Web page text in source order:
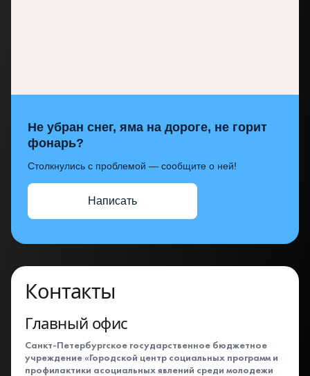
Не убран снег, яма на дороге, не горит
фонарь?
Столкнулись с проблемой — сообщите о ней!
Написать
Контакты
Главный офис
Санкт-Петербургское государственное бюджетное
учреждение «Городской центр социальных программ и
профилактики асоциальных явлений среди молодежи